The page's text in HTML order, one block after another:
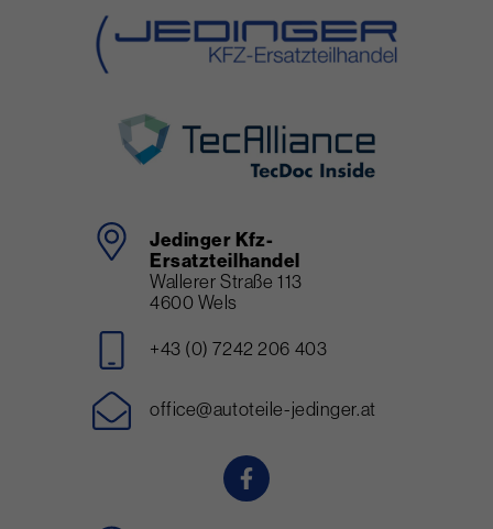
Jedinger Kfz-
Ersatzteilhandel
Wallerer Straße 113
4600 Wels
+43 (0) 7242 206 403
office@autoteile-jedinger.at